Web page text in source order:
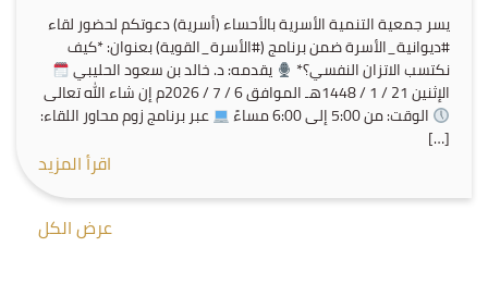
يسر جمعية التنمية الأسرية بالأحساء (أسرية) دعوتكم لحضور لقاء
#ديوانية_الأسرة ضمن برنامج (#الأسرة_القوية) بعنوان: *كيف
نكتسب الاتزان النفسي؟*
يقدمه: د. خالد بن سعود الحليبي
الإثنين 21 / 1 / 1448هـ الموافق 6 / 7 / 2026م إن شاء الله تعالى
الوقت: من 5:00 إلى 6:00 مساءً
عبر برنامج زوم محاور اللقاء:
[…]
اقرأ المزيد
عرض الكل